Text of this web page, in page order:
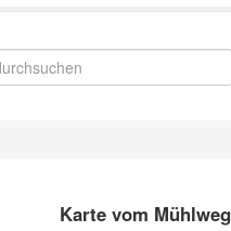
Karte vom Mühlweg